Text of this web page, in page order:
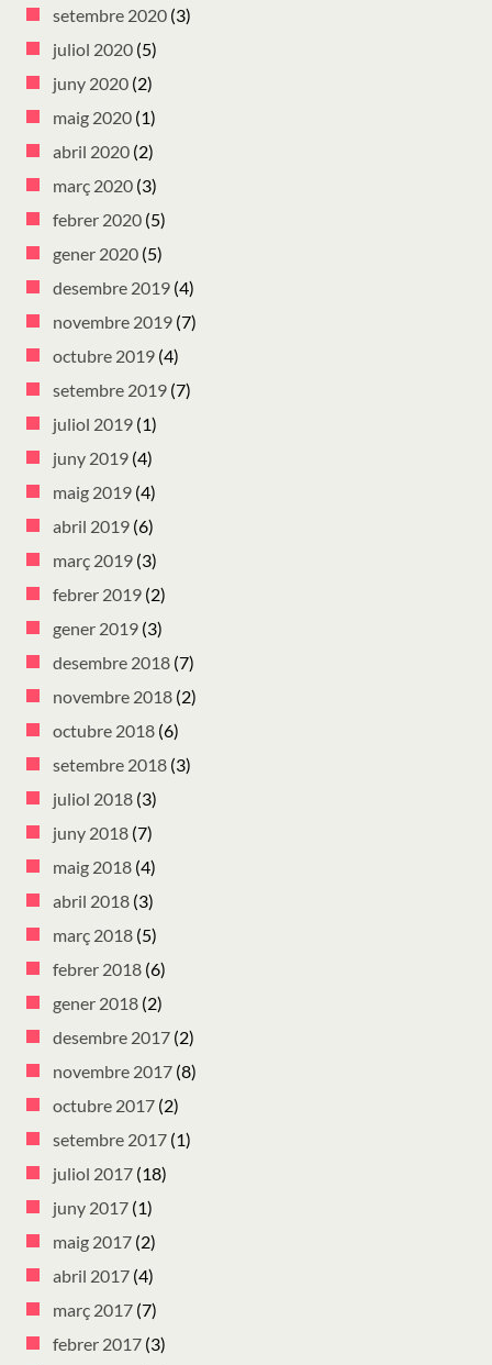
setembre 2020 (3)
juliol 2020 (5)
juny 2020 (2)
maig 2020 (1)
abril 2020 (2)
març 2020 (3)
febrer 2020 (5)
gener 2020 (5)
desembre 2019 (4)
novembre 2019 (7)
octubre 2019 (4)
setembre 2019 (7)
juliol 2019 (1)
juny 2019 (4)
maig 2019 (4)
abril 2019 (6)
març 2019 (3)
febrer 2019 (2)
gener 2019 (3)
desembre 2018 (7)
novembre 2018 (2)
octubre 2018 (6)
setembre 2018 (3)
juliol 2018 (3)
juny 2018 (7)
maig 2018 (4)
abril 2018 (3)
març 2018 (5)
febrer 2018 (6)
gener 2018 (2)
desembre 2017 (2)
novembre 2017 (8)
octubre 2017 (2)
setembre 2017 (1)
juliol 2017 (18)
juny 2017 (1)
maig 2017 (2)
abril 2017 (4)
març 2017 (7)
febrer 2017 (3)